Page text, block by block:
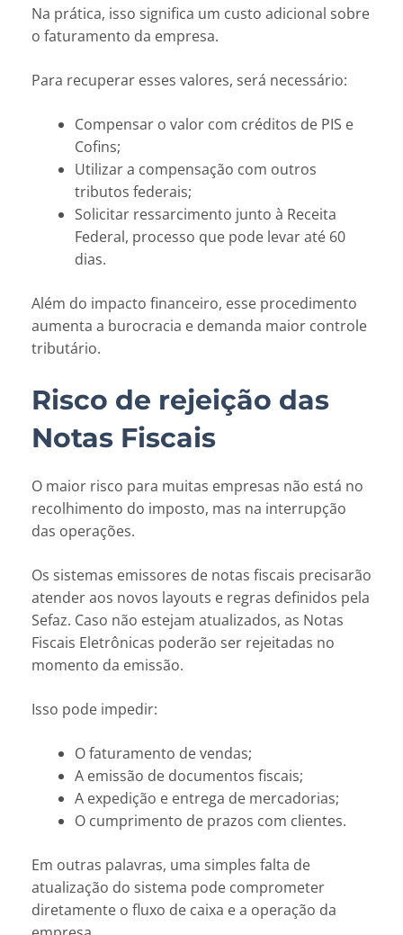
Na prática, isso significa um custo adicional sobre
o faturamento da empresa.
Para recuperar esses valores, será necessário:
Compensar o valor com créditos de PIS e
Cofins;
Utilizar a compensação com outros
tributos federais;
Solicitar ressarcimento junto à Receita
Federal, processo que pode levar até 60
dias.
Além do impacto financeiro, esse procedimento
aumenta a burocracia e demanda maior controle
tributário.
Risco de rejeição das
Notas Fiscais
O maior risco para muitas empresas não está no
recolhimento do imposto, mas na interrupção
das operações.
Os sistemas emissores de notas fiscais precisarão
atender aos novos layouts e regras definidos pela
Sefaz. Caso não estejam atualizados, as Notas
Fiscais Eletrônicas poderão ser rejeitadas no
momento da emissão.
Isso pode impedir:
O faturamento de vendas;
A emissão de documentos fiscais;
A expedição e entrega de mercadorias;
O cumprimento de prazos com clientes.
Em outras palavras, uma simples falta de
atualização do sistema pode comprometer
diretamente o fluxo de caixa e a operação da